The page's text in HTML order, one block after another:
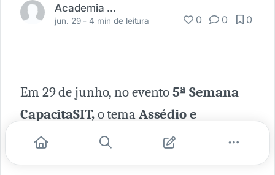
Academia Médica
jun. 29 -4 min de leitura 0 0 0
Em 29 de junho, no evento5ª Semana
CapacitaSIT,o temaAssédio e
Violência no Trabalho
foi destaque. Em